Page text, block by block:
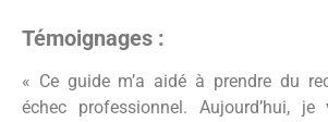
Témoignages :
« Ce guide m’a aidé à prendre du
échec professionnel. Aujourd’hui,